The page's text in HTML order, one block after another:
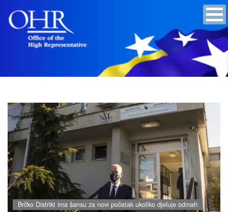
Brčko Distrikt ima šansu za novi početak ukoliko djeluje odmah